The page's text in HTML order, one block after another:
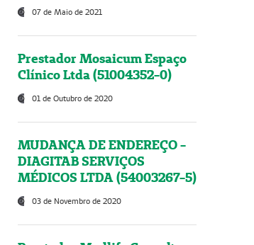
07 de Maio de 2021
Prestador Mosaicum Espaço
Clínico Ltda (51004352-0)
01 de Outubro de 2020
MUDANÇA DE ENDEREÇO -
DIAGITAB SERVIÇOS
MÉDICOS LTDA (54003267-5)
03 de Novembro de 2020